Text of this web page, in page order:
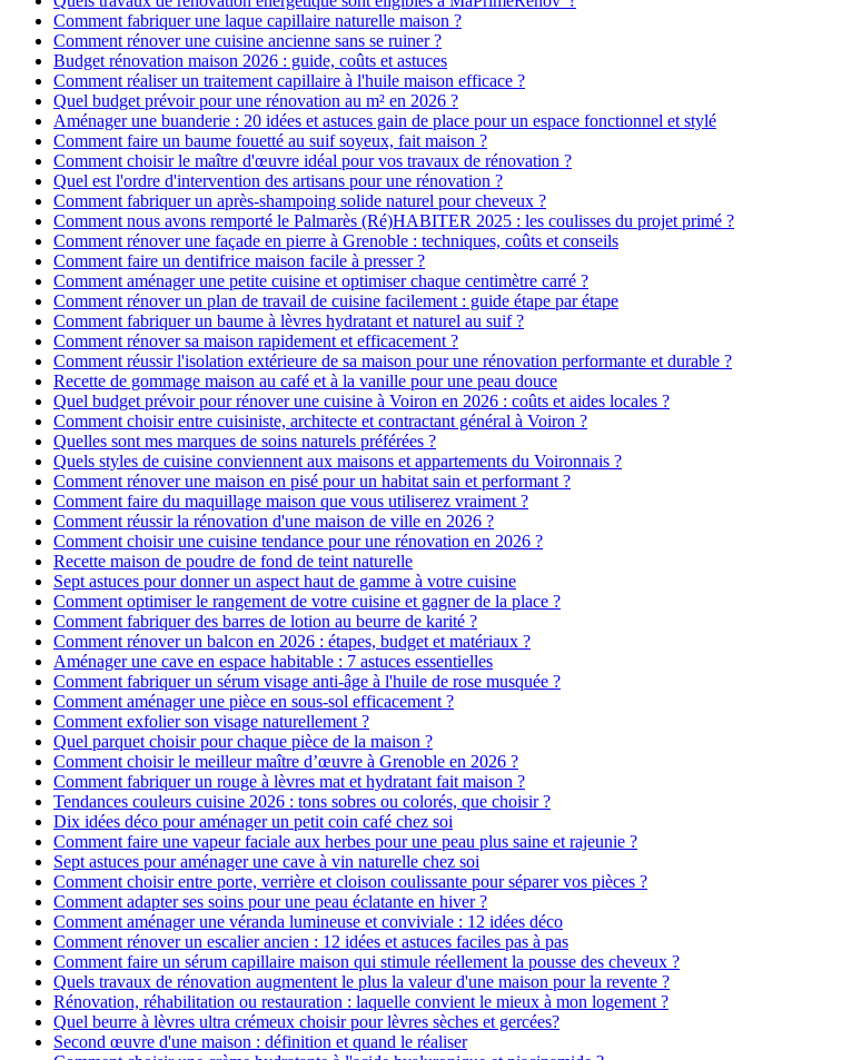
Comment fabriquer une laque capillaire naturelle maison ?
Comment rénover une cuisine ancienne sans se ruiner ?
Budget rénovation maison 2026 : guide, coûts et astuces
Comment réaliser un traitement capillaire à l'huile maison efficace ?
Quel budget prévoir pour une rénovation au m² en 2026 ?
Aménager une buanderie : 20 idées et astuces gain de place pour un espace fonctionnel et stylé
Comment faire un baume fouetté au suif soyeux, fait maison ?
Comment choisir le maître d'œuvre idéal pour vos travaux de rénovation ?
Quel est l'ordre d'intervention des artisans pour une rénovation ?
Comment fabriquer un après-shampoing solide naturel pour cheveux ?
Comment nous avons remporté le Palmarès (Ré)HABITER 2025 : les coulisses du projet primé ?
Comment rénover une façade en pierre à Grenoble : techniques, coûts et conseils
Comment faire un dentifrice maison facile à presser ?
Comment aménager une petite cuisine et optimiser chaque centimètre carré ?
Comment rénover un plan de travail de cuisine facilement : guide étape par étape
Comment fabriquer un baume à lèvres hydratant et naturel au suif ?
Comment rénover sa maison rapidement et efficacement ?
Comment réussir l'isolation extérieure de sa maison pour une rénovation performante et durable ?
Recette de gommage maison au café et à la vanille pour une peau douce
Quel budget prévoir pour rénover une cuisine à Voiron en 2026 : coûts et aides locales ?
Comment choisir entre cuisiniste, architecte et contractant général à Voiron ?
Quelles sont mes marques de soins naturels préférées ?
Quels styles de cuisine conviennent aux maisons et appartements du Voironnais ?
Comment rénover une maison en pisé pour un habitat sain et performant ?
Comment faire du maquillage maison que vous utiliserez vraiment ?
Comment réussir la rénovation d'une maison de ville en 2026 ?
Comment choisir une cuisine tendance pour une rénovation en 2026 ?
Recette maison de poudre de fond de teint naturelle
Sept astuces pour donner un aspect haut de gamme à votre cuisine
Comment optimiser le rangement de votre cuisine et gagner de la place ?
Comment fabriquer des barres de lotion au beurre de karité ?
Comment rénover un balcon en 2026 : étapes, budget et matériaux ?
Aménager une cave en espace habitable : 7 astuces essentielles
Comment fabriquer un sérum visage anti-âge à l'huile de rose musquée ?
Comment aménager une pièce en sous-sol efficacement ?
Comment exfolier son visage naturellement ?
Quel parquet choisir pour chaque pièce de la maison ?
Comment choisir le meilleur maître d’œuvre à Grenoble en 2026 ?
Comment fabriquer un rouge à lèvres mat et hydratant fait maison ?
Tendances couleurs cuisine 2026 : tons sobres ou colorés, que choisir ?
Dix idées déco pour aménager un petit coin café chez soi
Comment faire une vapeur faciale aux herbes pour une peau plus saine et rajeunie ?
Sept astuces pour aménager une cave à vin naturelle chez soi
Comment choisir entre porte, verrière et cloison coulissante pour séparer vos pièces ?
Comment adapter ses soins pour une peau éclatante en hiver ?
Comment aménager une véranda lumineuse et conviviale : 12 idées déco
Comment rénover un escalier ancien : 12 idées et astuces faciles pas à pas
Comment faire un sérum capillaire maison qui stimule réellement la pousse des cheveux ?
Quels travaux de rénovation augmentent le plus la valeur d'une maison pour la revente ?
Rénovation, réhabilitation ou restauration : laquelle convient le mieux à mon logement ?
Quel beurre à lèvres ultra crémeux choisir pour lèvres sèches et gercées?
Second œuvre d'une maison : définition et quand le réaliser